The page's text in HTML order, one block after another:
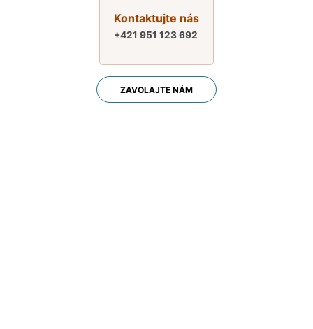
Kontaktujte nás
+421 951 123 692
ZAVOLAJTE NÁM